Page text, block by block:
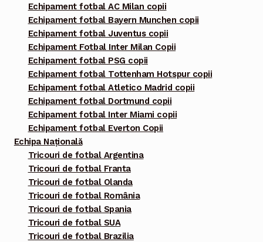
Echipament fotbal AC Milan copii
Echipament fotbal Bayern Munchen copii
Echipament fotbal Juventus copii
Echipament Fotbal Inter Milan Copii
Echipament fotbal PSG copii
Echipament fotbal Tottenham Hotspur copii
Echipament fotbal Atletico Madrid copii
Echipament fotbal Dortmund copii
Echipament fotbal Inter Miami copii
Echipament fotbal Everton Copii
Echipa Națională
Tricouri de fotbal Argentina
Tricouri de fotbal Franta
Tricouri de fotbal Olanda
Tricouri de fotbal România
Tricouri de fotbal Spania
Tricouri de fotbal SUA
Tricouri de fotbal Brazilia